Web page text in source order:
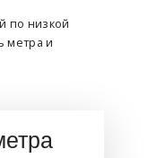
по низкой
метра и